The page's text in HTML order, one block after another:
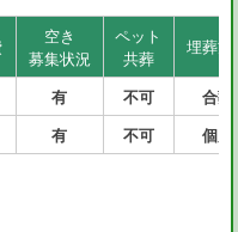
空き
募集状況
ペット
共葬
埋葬方
有 不可
合葬
有 不可 個別